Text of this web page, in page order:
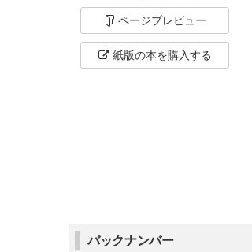
ページプレビュー
紙版の本を購入する
バックナンバー